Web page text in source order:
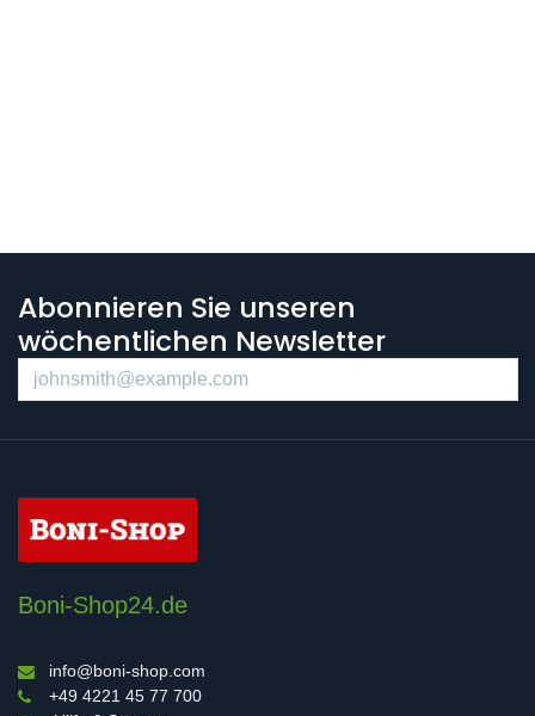
Abonnieren Sie unseren
wöchentlichen Newsletter
Boni-Shop24.de
info@boni-shop.com
+49 4221 45 77 700